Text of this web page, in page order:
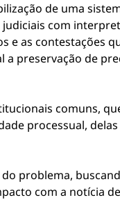
de uma
com
e as contestações
preservação de
comuns,
processual,
problema,
com a notícia